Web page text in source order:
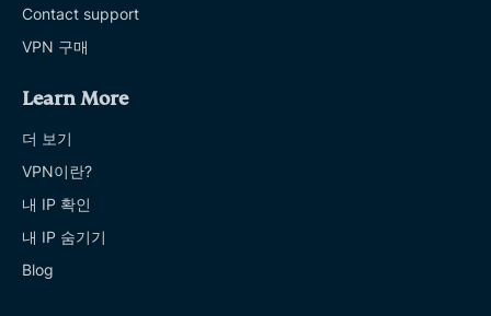
Contact support
VPN 구매
Learn More
더 보기
VPN이란?
내 IP 확인
내 IP 숨기기
Blog